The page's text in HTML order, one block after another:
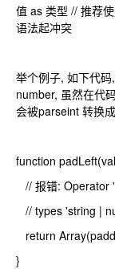
值 as 类型 // 推荐
语法起冲突
举个例子, 如下代
number, 虽然在代
会被parseint 转换
function
// 报错: Operator
// types 'string |
return
}